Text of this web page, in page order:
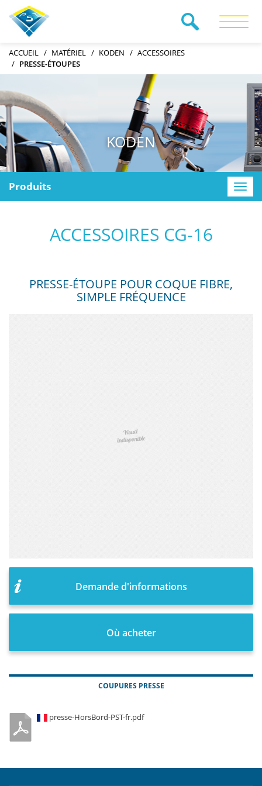
ACCUEIL MATÉRIEL KODEN
ACCESSOIRES
PRESSE-ÉTOUPES
KODEN
Toggle
Produits
ACCESSOIRES CG-16
PRESSE-ÉTOUPE POUR COQUE FIBRE,
SIMPLE FRÉQUENCE
Demande d'informations
Où acheter
COUPURES PRESSE
presse-HorsBord-PST-fr.pdf